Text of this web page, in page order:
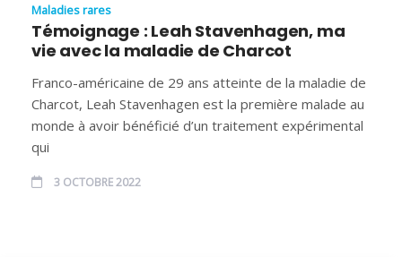
Maladies rares
Témoignage : Leah Stavenhagen, ma
vie avec la maladie de Charcot
Franco-américaine de 29 ans atteinte de la maladie de
Charcot, Leah Stavenhagen est la première malade au
monde à avoir bénéficié d’un traitement expérimental
qui
3 OCTOBRE 2022